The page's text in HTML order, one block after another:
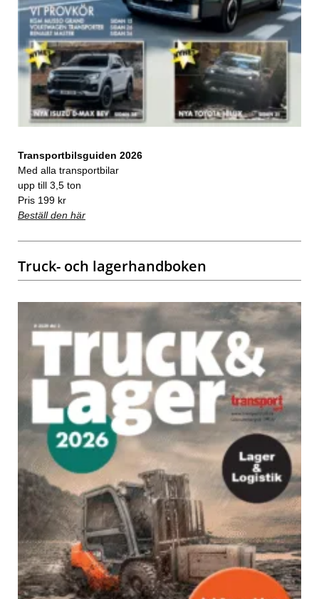
Transportbilsguiden 2026
Med alla transportbilar
upp till 3,5 ton
Pris 199 kr
Beställ den här
Truck- och lagerhandboken